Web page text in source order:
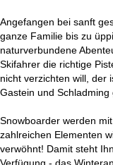
Angefangen bei sanft
ganze Familie bis zu
naturverbundene
Skifahrer die richtige
nicht verzichten will, der
Gastein und Schladming
Snowboarder werden
zahlreichen Elementen
verwöhnt! Damit steht